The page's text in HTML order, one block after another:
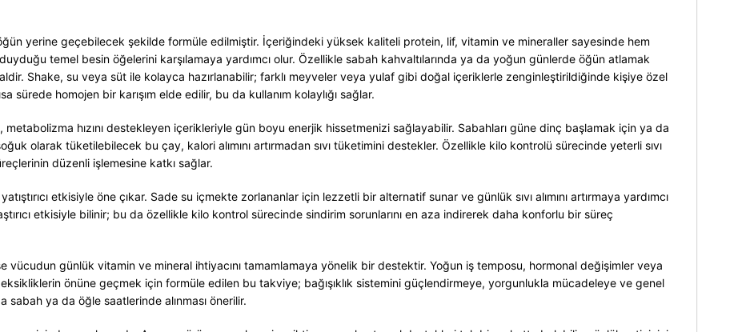
yerine geçebilecek şekilde formüle edilmiştir. İçeriğindeki yüksek kaliteli protein, lif, vitamin ve mineraller sayesinde hem
temel besin öğelerini karşılamaya yardımcı olur. Özellikle sabah kahvaltılarında ya da yoğun günlerde öğün atlamak
Shake, su veya süt ile kolayca hazırlanabilir; farklı meyveler veya yulaf gibi doğal içeriklerle zenginleştirildiğinde kişiye özel
sürede homojen bir karışım elde edilir, bu da kullanım kolaylığı sağlar.
hızını destekleyen içerikleriyle gün boyu enerjik hissetmenizi sağlayabilir. Sabahları güne dinç başlamak için ya da
olarak tüketilebilecek bu çay, kalori alımını artırmadan sıvı tüketimini destekler. Özellikle kilo kontrolü sürecinde yeterli sıvı
düzenli işlemesine katkı sağlar.
etkisiyle öne çıkar. Sade su içmekte zorlananlar için lezzetli bir alternatif sunar ve günlük sıvı alımını artırmaya yardımcı
etkisiyle bilinir; bu da özellikle kilo kontrol sürecinde sindirim sorunlarını en aza indirerek daha konforlu bir süreç
vücudun günlük vitamin ve mineral ihtiyacını tamamlamaya yönelik bir destektir. Yoğun iş temposu, hormonal değişimler veya
önüne geçmek için formüle edilen bu takviye; bağışıklık sistemini güçlendirmeye, yorgunlukla mücadeleye ve genel
sabah ya da öğle saatlerinde alınması önerilir.